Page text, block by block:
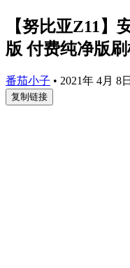
【努比亚Z11】
版 付费纯净版
番茄小子 • 2021年 4月 8
复制链接